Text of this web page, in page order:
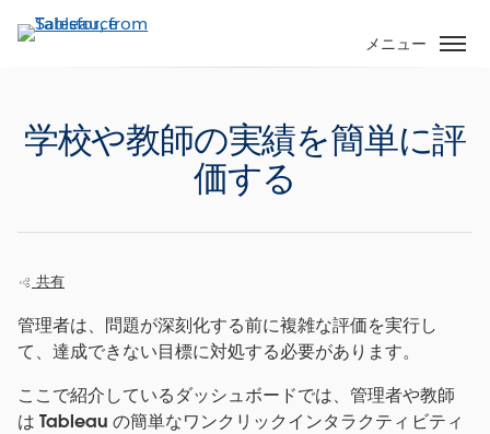
イ
メニュー
学校や教師の実績を簡単に評
価する
共有
管理者は、問題が深刻化する前に複雑な評価を実行し
て、達成できない目標に対処する必要があります。
ここで紹介しているダッシュボードでは、管理者や教師
は Tableau の簡単なワンクリックインタラクティビティ